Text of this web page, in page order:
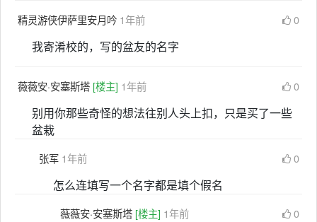
精灵游侠伊萨里安月吟 1年前 0
我寄淆校的，写的盆友的名字
薇薇安·安塞斯塔 [楼主] 1年前 0
别用你那些奇怪的想法往别人头上扣，只是买了一些
盆栽
张军 1年前 0
怎么连填写一个名字都是填个假名
薇薇安·安塞斯塔 [楼主] 1年前 0